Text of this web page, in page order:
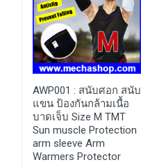
AWP001 : สนับศอก สนับ
แขน ป้องกันกล้ามเนื้อ
บาดเจ็บ Size M TMT
Sun muscle Protection
arm sleeve Arm
Warmers Protector